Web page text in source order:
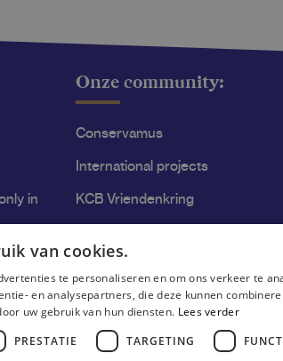
in
Onze community:
Conservamus
International projects
KCB Vriendenkring
van cookies.
te personaliseren en om ons verkeer te
en analysepartners, die deze kunnen
uw gebruik van hun diensten. Lees verder
PRESTATIE TARGETING